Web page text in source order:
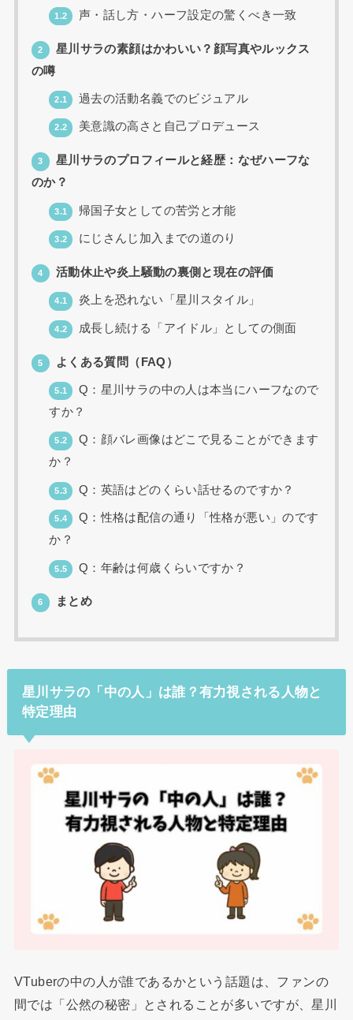
1.2 声・話し方・ハーフ設定の驚くべき一致
2
星川サラの素顔はかわいい？顔写真やルックス
の噂
2.1 過去の活動名義でのビジュアル
2.2 美意識の高さと自己プロデュース
3
星川サラのプロフィールと経歴：なぜハーフな
のか？
3.1 帰国子女としての苦労と才能
3.2 にじさんじ加入までの道のり
4 活動休止や炎上騒動の裏側と現在の評価
4.1 炎上を恐れない「星川スタイル」
4.2 成長し続ける「アイドル」としての側面
5 よくある質問（FAQ）
5.1
Q：星川サラの中の人は本当にハーフなので
すか？
5.2
Q：顔バレ画像はどこで見ることができます
か？
5.3 Q：英語はどのくらい話せるのですか？
5.4
Q：性格は配信の通り「性格が悪い」のです
か？
5.5 Q：年齢は何歳くらいですか？
6 まとめ
星川サラの「中の人」は誰？有力視される人物と
特定理由
VTuberの中の人が誰であるかという話題は、ファンの
間では「公然の秘密」とされることが多いですが、星川